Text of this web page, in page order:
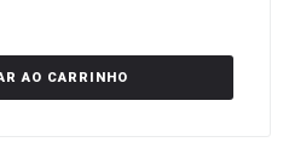
AO CARRINHO